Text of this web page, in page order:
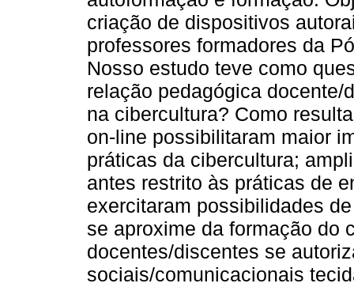
criação de dispositivos
professores formadores da
Nosso estudo teve como
relação pedagógica
na cibercultura? Como
on-line possibilitaram maior
práticas da cibercultura;
antes restrito às práticas de
exercitaram possibilidades
se aproxime da formação do
docentes/discentes se
sociais/comunicacionais